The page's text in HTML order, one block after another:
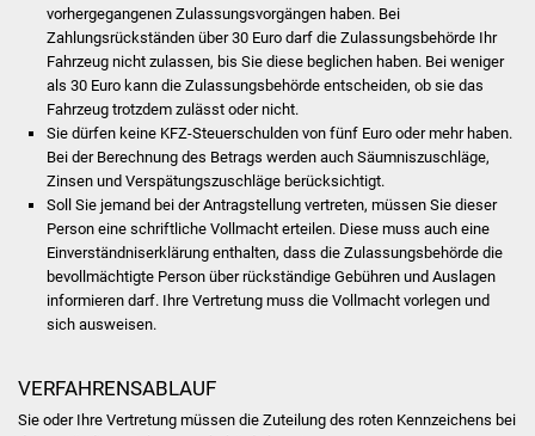
Kindergärten
Kolping-Musikschule
Volkshochschule
Soziale Einrichtungen
Kirchen
Lokale Agenda
vorhergegangenen Zulassungsvorgängen haben. Bei
Zahlungsrückständen über 30 Euro darf die Zulassungsbehörde Ihr
Fahrzeug nicht zulassen, bis Sie diese beglichen haben. Bei weniger
als 30 Euro kann die Zulassungsbehörde entscheiden, ob sie das
Fahrzeug trotzdem zulässt oder nicht.
Sie dürfen keine KFZ-Steuerschulden von fünf Euro oder mehr haben.
Bei der Berechnung des Betrags werden auch Säumniszuschläge,
Zinsen und Verspätungszuschläge berücksichtigt.
Soll Sie jemand bei der Antragstellung vertreten, müssen Sie dieser
Person eine schriftliche Vollmacht erteilen. Diese muss auch eine
Einverständniserklärung enthalten, dass die Zulassungsbehörde die
bevollmächtigte Person über rückständige Gebühren und Auslagen
informieren darf. I hre Vertretung muss die Vollmacht vorlegen und
sich ausweisen.
VERFAHRENSABLAUF
Sie oder Ihre Vertretung müssen die Zuteilung des roten Kennzeichens bei